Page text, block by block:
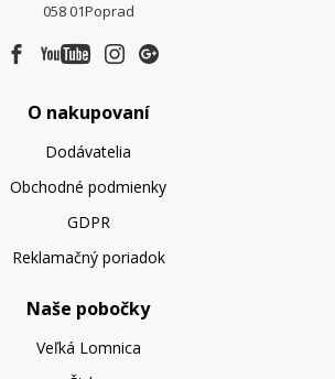
058 01Poprad
O nakupovaní
Dodávatelia
Obchodné podmienky
GDPR
Reklamačný poriadok
Naše pobočky
Veľká Lomnica